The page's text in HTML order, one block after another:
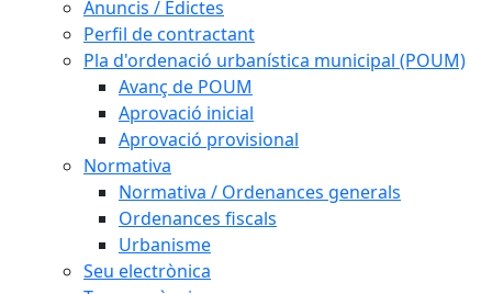
Anuncis / Edictes
Perfil de contractant
Pla d'ordenació urbanística municipal (POUM)
Avanç de POUM
Aprovació inicial
Aprovació provisional
Normativa
Normativa / Ordenances generals
Ordenances fiscals
Urbanisme
Seu electrònica